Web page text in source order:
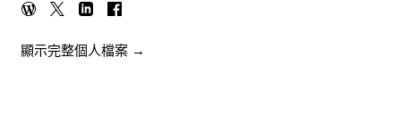
顯示完整個人檔案 →